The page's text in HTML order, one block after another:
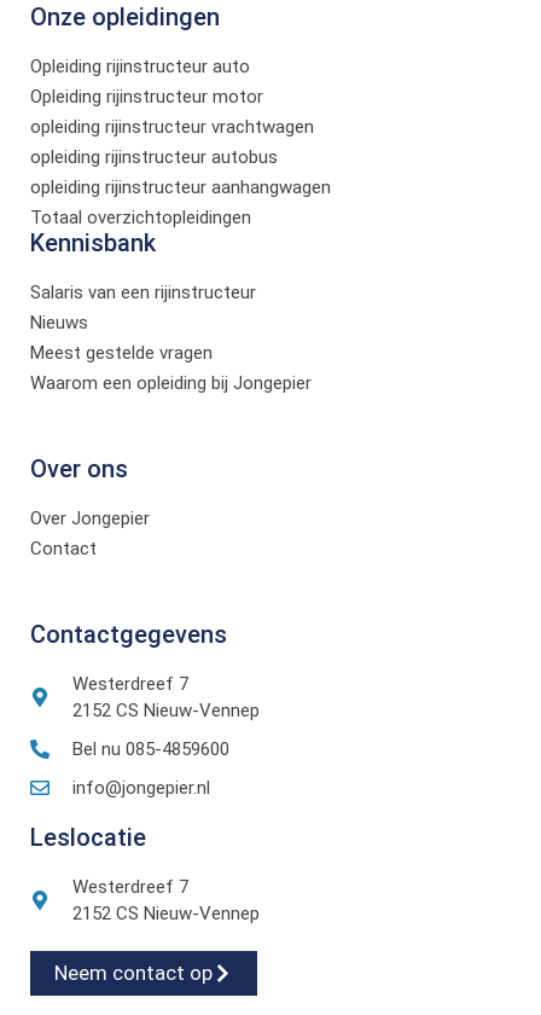
Onze opleidingen
Opleiding rijinstructeur auto
Opleiding rijinstructeur motor
opleiding rijinstructeur vrachtwagen
opleiding rijinstructeur autobus
opleiding rijinstructeur aanhangwagen
Totaal overzichtopleidingen
Kennisbank
Salaris van een rijinstructeur
Nieuws
Meest gestelde vragen
Waarom een opleiding bij Jongepier
Over ons
Over Jongepier
Contact
Contactgegevens
Westerdreef 7
2152 CS Nieuw-Vennep
Bel nu 085-4859600
info@jongepier.nl
Leslocatie
Westerdreef 7
2152 CS Nieuw-Vennep
Neem contact op